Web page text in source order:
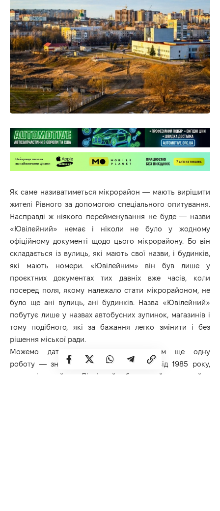
Як саме називатиметься мікрорайон — мають вирішити
жителі Рівного за допомогою спеціального опитування.
Насправді ж ніякого перейменування не буде — назви
«Ювілейний» немає і ніколи не було у жодному
офіційному документі щодо цього мікрорайону. Бо він
складається із вулиць, які мають свої назви, і будинків,
які мають номери. «Ювілейним» він був лише у
проєктних документах тих давніх вже часів, коли
посеред поля, якому належало стати мікрорайоном, не
було ще ані вулиць, ані будинків. Назва «Ювілейний»
побутує лише у назвах автобусних зупинок, магазинів і
тому подібного, які за бажання легко змінити і без
рішення міської ради.
Можемо дати заклопотаним депутатам ще одну
роботу — знайти і скасувати рішення від 1985 року,
яким мікрорайон «Північний» був перейменований у